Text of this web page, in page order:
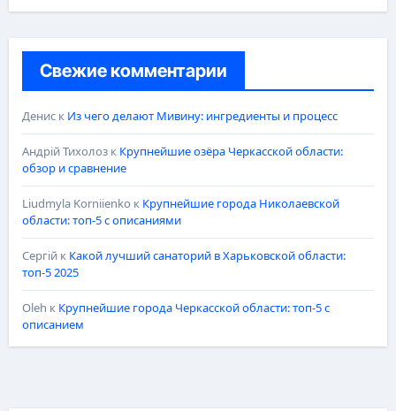
Свежие комментарии
Дениск Из чего делают Мивину: ингредиенты и процесс
Андрій Тихолозк Крупнейшие озёра Черкасской области:
обзор и сравнение
Liudmyla Korniienko к Крупнейшие города Николаевской
области: топ-5 с описаниями
Сергійк Какой лучший санаторий в Харьковской области:
топ-5 2025
Oleh к Крупнейшие города Черкасской области: топ-5 с
описанием